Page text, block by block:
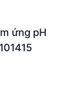
ứng pH